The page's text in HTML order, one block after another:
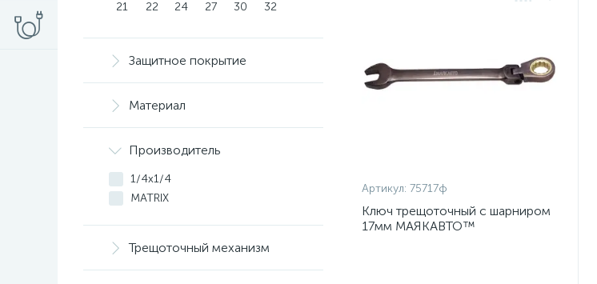
21 22 24 27 30 32
Защитное покрытие
Материал
Производитель
1/4х1/4
MATRIX
Трещоточный механизм
Артикул: 75717ф
Ключ трещоточный с шарниром
17мм МАЯКАВТО™